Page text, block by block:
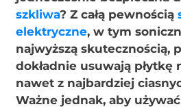
szkliwa? Z całą pewnością
elektryczne, w tym
najwyższą skutecznością,
dokładnie usuwają płytkę
nawet z najbardziej
Ważne jednak, aby